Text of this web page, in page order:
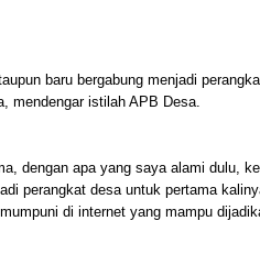
baru bergabung menjadi
mendengar istilah APB Desa.
dengan apa yang saya alami dulu,
perangkat desa untuk pertama
di internet yang mampu